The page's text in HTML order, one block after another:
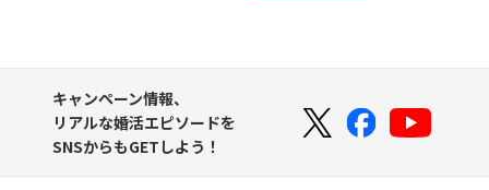
キャンペーン情報、
リアルな婚活エピソードを
SNSからもGETしよう！